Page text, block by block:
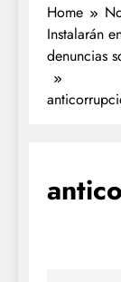
Home
Instalarán
denuncias